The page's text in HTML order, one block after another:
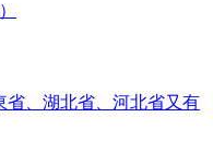
省、湖北省、河北省又有